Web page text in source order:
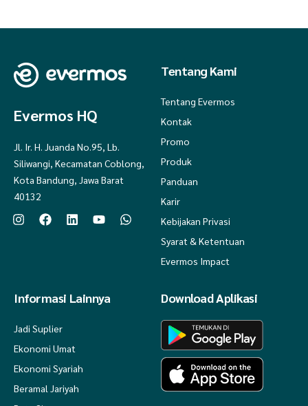
Evermos HQ
Jl. Ir. H. Juanda No.95, Lb.
Siliwangi, Kecamatan Coblong,
Kota Bandung, Jawa Barat
40132
Tentang Kami
Tentang Evermos
Kontak
Promo
Produk
Panduan
Karir
Kebijakan Privasi
Syarat & Ketentuan
Evermos Impact
Informasi Lainnya
Jadi Suplier
Ekonomi Umat
Ekonomi Syariah
Beramal Jariyah
Download Aplikasi